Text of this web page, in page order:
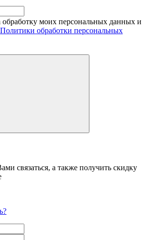
обработку моих персональных данных и
Политики обработки персональных
связаться, а также получить скидку